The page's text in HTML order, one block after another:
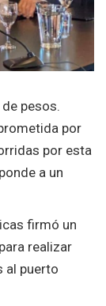
pesos.
por
por esta
a un
firmó un
realizar
al puerto